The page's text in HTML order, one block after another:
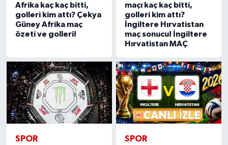
Afrika kaç kaç bitti,
golleri kim attı? Çekya
Güney Afrika maç
özeti ve golleri!
maçı kaç kaç bitti,
golleri kim attı?
İngiltere Hırvatistan
maç sonucu! İngiltere
Hırvatistan MAÇ
SPOR SPOR